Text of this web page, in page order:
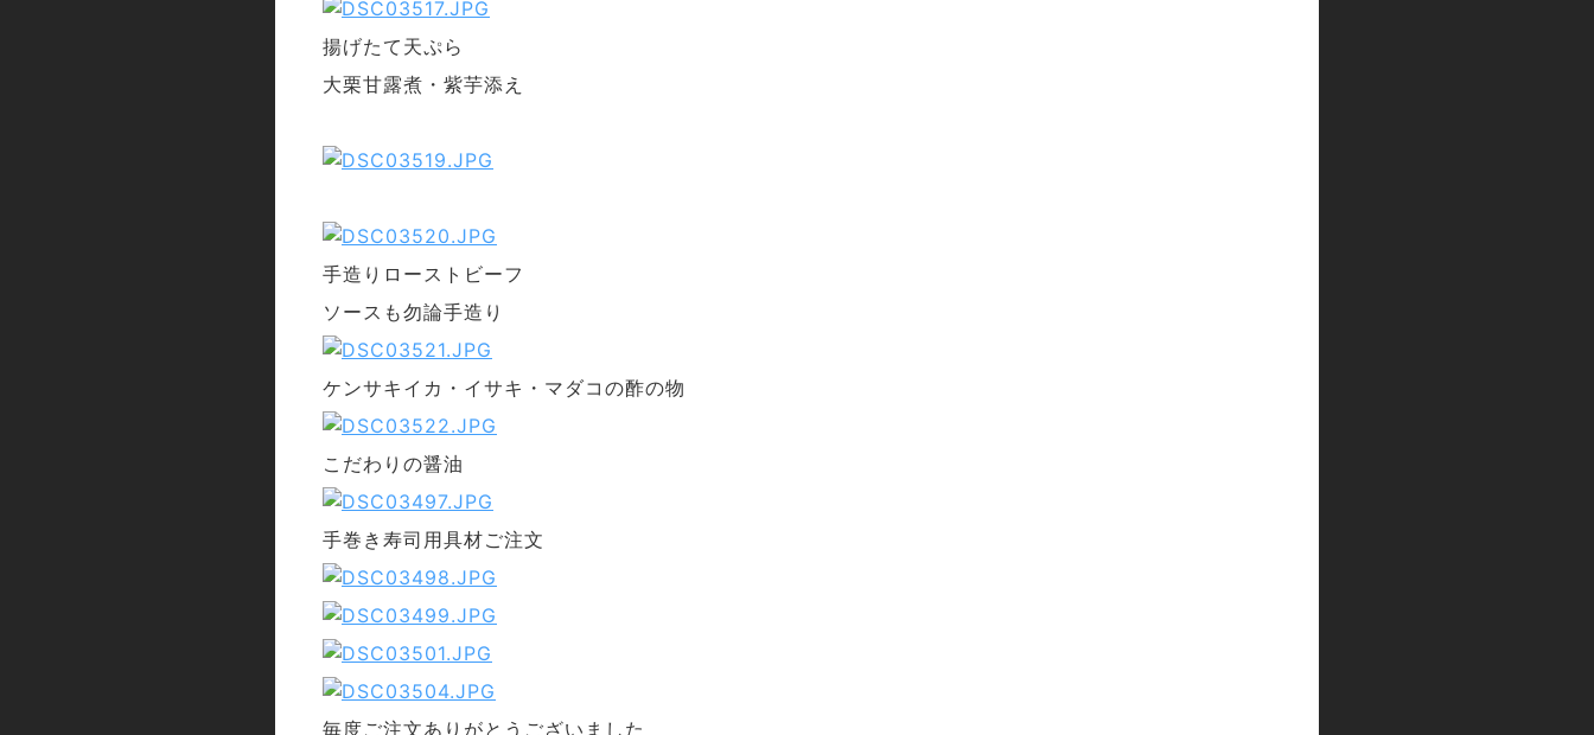
揚げたて天ぷら
大栗甘露煮・紫芋添え
手造りローストビーフ
ソースも勿論手造り
ケンサキイカ・イサキ・マダコの酢の物
こだわりの醤油
手巻き寿司用具材ご注文
毎度ご注文ありがとうございました